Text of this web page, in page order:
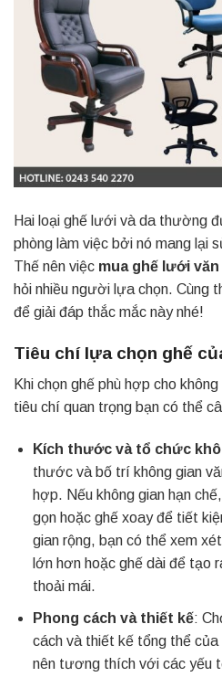
Hai loại ghế lưới và da thường
phòng làm việc bởi nó mang lại
Thế nên việc mua ghế lưới
hỏi nhiều người lựa chọn. Cùng
để giải đáp thắc mắc này nhé!
Tiêu chí lựa chọn ghế
Khi chọn ghế phù hợp cho
tiêu chí quan trọng bạn có thể
Kích thước và tổ chức
thước và bố trí không gian
hợp. Nếu không gian hạn
gọn hoặc ghế xoay để tiết
gian rộng, bạn có thể xem
lớn hơn hoặc ghế dài để tạo
thoải mái.
Phong cách và thiết kế:
cách và thiết kế tổng thể của
nên tương thích với các yếu